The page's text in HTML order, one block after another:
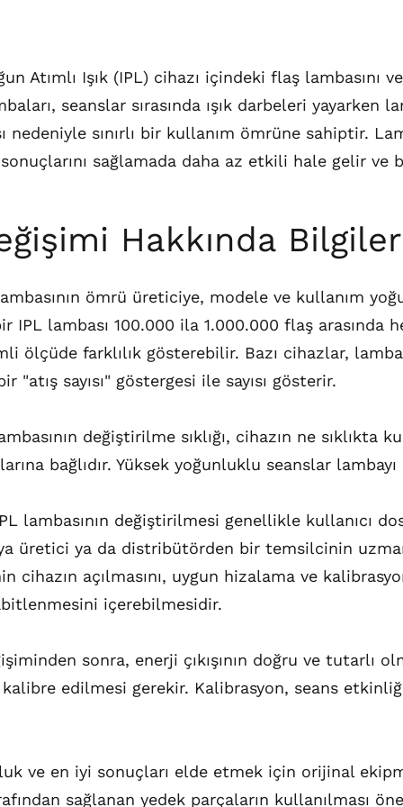
Atımlı Işık (IPL) cihazı içindeki flaş lambasını
seanslar sırasında ışık darbeleri yayarken
nedeniyle sınırlı bir kullanım ömrüne sahiptir.
sağlamada daha az etkili hale gelir
Hakkında
ömrü üreticiye, modele ve kullanım
IPL lambası 100.000 ila 1.000.000 flaş arasında
ölçüde farklılık gösterebilir. Bazı cihazlar,
"atış sayısı" göstergesi ile sayısı gösterir.
değiştirilme sıklığı, cihazın ne sıklıkta
bağlıdır. Yüksek yoğunluklu seanslar lambayı
lambasının değiştirilmesi genellikle kullanıcı
üretici ya da distribütörden bir temsilcinin
cihazın açılmasını, uygun hizalama ve
içerebilmesidir.
sonra, enerji çıkışının doğru ve tutarlı
edilmesi gerekir. Kalibrasyon, seans
ve en iyi sonuçları elde etmek için orijinal
sağlanan yedek parçaların kullanılması